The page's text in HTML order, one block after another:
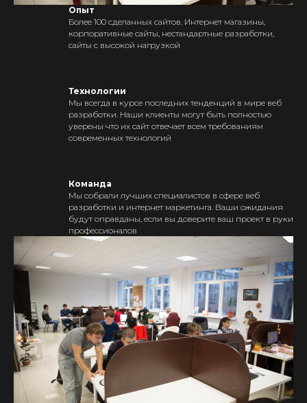
Опыт
Более 100 сделанных сайтов. Интернет магазины,
корпоративные сайты, нестандартные разработки,
сайты с высокой нагрузкой
Технологии
Мы всегда в курсе последних тенденций в мире веб
разработки. Наши клиенты могут быть полностью
уверены что их сайт отвечает всем требованиям
современных технологий
Команда
Мы собрали лучших специалистов в сфере веб
разработки и интернет маркетинга. Ваши ожидания
будут оправданы, если вы доверите ваш проект в руки
профессионалов